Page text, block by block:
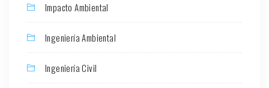
Impacto Ambiental
Ingeniería Ambiental
Ingeniería Civil